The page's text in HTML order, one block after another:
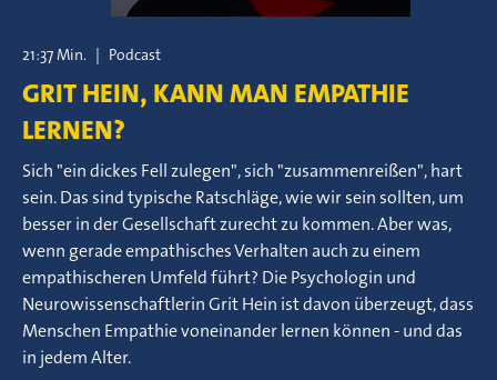
21:37 Min. | Podcast
GRIT HEIN, KANN MAN EMPATHIE
LERNEN?
Sich "ein dickes Fell zulegen", sich "zusammenreißen", hart
sein. Das sind typische Ratschläge, wie wir sein sollten, um
besser in der Gesellschaft zurecht zu kommen. Aber was,
wenn gerade empathisches Verhalten auch zu einem
empathischeren Umfeld führt? Die Psychologin und
Neurowissenschaftlerin Grit Hein ist davon überzeugt, dass
Menschen Empathie voneinander lernen können - und das
in jedem Alter.